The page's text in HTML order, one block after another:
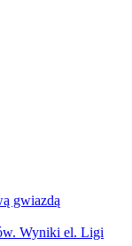
gwiazdą
Wyniki el. Ligi